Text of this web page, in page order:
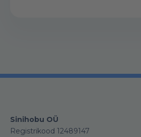
Sinihobu OÜ
Registrikood 12489147